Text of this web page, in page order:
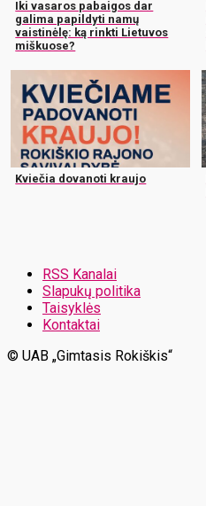
Iki vasaros pabaigos dar
galima papildyti namų
vaistinėlę: ką rinkti Lietuvos
miškuose?
Kviečia dovanoti kraujo
RSS Kanalai
Slapukų politika
Taisyklės
Kontaktai
© UAB „Gimtasis Rokiškis“